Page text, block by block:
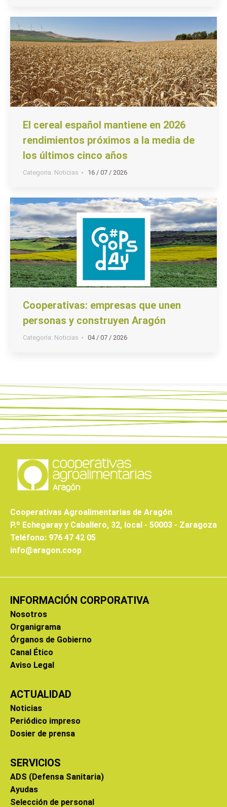
El cereal español mantiene en 2026
rendimientos próximos a la media de
los últimos cinco años
Categoria: Noticias 16 / 07 / 2026
Cooperativas: empresas que unen
personas y construyen Aragón
Categoria: Noticias 04 / 07 / 2026
Cooperativas Agroalimentarias de Aragón
P.º Echegaray y Caballero, 32, local - 50003 - Zaragoza
Teléfono: 976 47 42 05
info@aragon.coop
INFORMACIÓN CORPORATIVA
Nosotros
Organigrama
Órganos de Gobierno
Canal Ético
Aviso Legal
ACTUALIDAD
Noticias
Periódico impreso
Dosier de prensa
SERVICIOS
ADS (Defensa Sanitaria)
Ayudas
Selección de personal